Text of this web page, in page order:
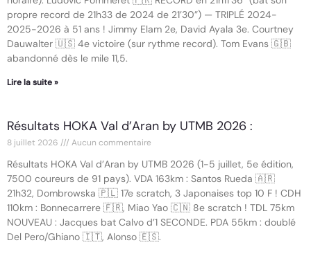
propre record de 21h33 de 2024 de 21’30”) — TRIPLÉ 2024-
2025-2026 à 51 ans ! Jimmy Elam 2e, David Ayala 3e. Courtney
Dauwalter 🇺🇸 4e victoire (sur rythme record). Tom Evans 🇬🇧
abandonné dès le mile 11,5.
Lire la suite »
Résultats HOKA Val d’Aran by UTMB 2026 :
8 juillet 2026 Aucun commentaire
Résultats HOKA Val d’Aran by UTMB 2026 (1-5 juillet, 5e édition,
7500 coureurs de 91 pays). VDA 163km : Santos Rueda 🇦🇷
21h32, Dombrowska 🇵🇱 17e scratch, 3 Japonaises top 10 F ! CDH
110km : Bonnecarrere 🇫🇷, Miao Yao 🇨🇳 8e scratch ! TDL 75km
NOUVEAU : Jacques bat Calvo d’1 SECONDE. PDA 55km : doublé
Del Pero/Ghiano 🇮🇹, Alonso 🇪🇸.